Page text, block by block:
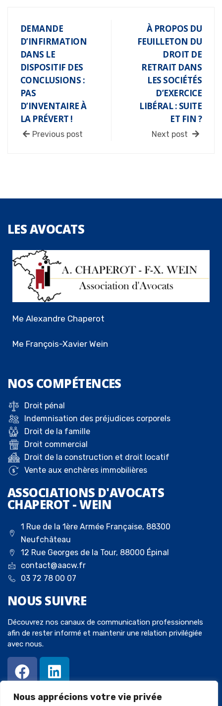
Nous apprécions votre vie privée
DEMANDE
D’INFIRMATION
DANS LE
DISPOSITIF DES
CONCLUSIONS :
PAS
D’INVENTAIRE À
LA PRÉVERT !
Previous post
À PROPOS DU
FEUILLETON DU
DROIT DE
RETRAIT DANS
LES SOCIÉTÉS
D’EXERCICE
LIBÉRAL : SUITE
ET FIN ?
Next post
LESAVOCATS
Me Alexandre Chaperot
Me François-Xavier Wein
NOS COMPÉTENCES
Droit pénal
Indemnisation des préjudices corporels
Droit de la famille
Droit commercial
Droit de la construction et droit locatif
Vente aux enchères immobilières
ASSOCIATIONS D'AVOCATS
CHAPEROT - WEIN
1 Rue de la 1ère Armée Française, 88300
Neufchâteau
12 Rue Georges de la Tour, 88000 Épinal
contact@aacw.fr
03 72 78 00 07
NOUS SUIVRE
Découvrez nos canaux de communication professionnels
afin de rester informé et maintenir une relation privilégiée
avec nous.